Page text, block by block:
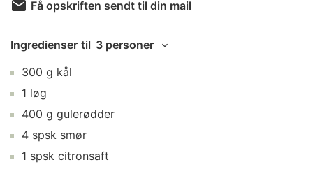
Få opskriften sendt til din mail
Ingredienser til 3 personer
300 g kål
1 løg
400 g gulerødder
4 spsk smør
1 spsk citronsaft